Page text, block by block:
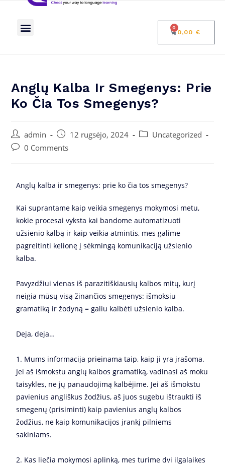
0,00€
0
Anglų Kalba Ir Smegenys: Prie
Ko Čia Tos Smegenys?
admin 12 rugsėjo, 2024
Uncategorized
0 Comments
Anglų kalba ir smegenys: prie ko čia tos smegenys?
Kai suprantame kaip veikia smegenys mokymosi metu,
kokie procesai vyksta kai bandome automatizuoti
užsienio kalbą ir kaip veikia atmintis, mes galime
pagreitinti kelionę į sėkmingą komunikaciją užsienio
kalba.
Pavyzdžiui vienas iš parazitiškiausių kalbos mitų, kurį
neigia mūsų visą žinančios smegenys: išmoksiu
gramatiką ir žodyną = galiu kalbėti užsienio kalba.
Deja, deja…
1. Mums informacija prieinama taip, kaip ji yra įrašoma.
Jei aš išmokstu anglų kalbos gramatiką, vadinasi aš moku
taisykles, ne jų panaudojimą kalbėjime. Jei aš išmokstu
pavienius angliškus žodžius, aš juos sugebu ištraukti iš
smegenų (prisiminti) kaip pavienius anglų kalbos
žodžius, ne kaip komunikacijos įrankį pilniems
sakiniams.
2. Kas liečia mokymosi aplinką, mes turime dvi ilgalaikes